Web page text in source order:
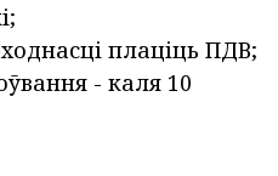
плаціць ПДВ;
- каля 10